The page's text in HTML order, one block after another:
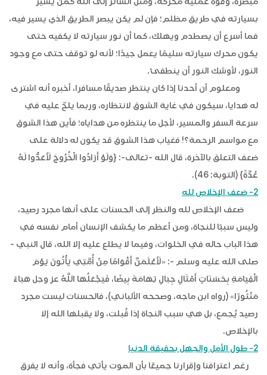
بسيارته في طريق مظلم؛ فإن لم يكن يبصر الطريق الذي يسير فيه،
فما أسرع أن يصطدم ويهلك، كما أن نور سيارته لا يكفيه حتى
يكون محرك سيارته سليمًا يعمل جيدًا؛ لأنه لو توقف حتى مع وجود
النور، لأوشك النور أن ينطفئ.
ومعلوم أن أحدنا إذا كان ينتظر صديقًا مسافرا، أخبره أنه اشترى
له هدايا، سيكون في غاية الشوق لانتظاره، وربما يلحّ عليه في
سرعة السفر والمسير، لأجل ما ينتظره من هداياه؛ فأين هذا الشوق
مع مواسم الرحمة؟! فغياب هذا الشوق قد يكون له دلالة على
ضعف التعلق بالآخرة، قال الله -تعالى-: {وَلَوْ أَرَادُوا الْخُرُوجَ لَأَعَدُّوا لَهُ
عُدَّةً} (التوبة: 46).
2- ضعف الإخلاص لله
ضعف الإخلاص لله والنظر إلى الحسنات على أنها مجرد رصيد،
وليس سببًا للنجاة، ومن أعظم ما يكشف الإنسان أمام نفسه في
هذا الباب حاله في الخلوات، وفيما لا يطلع عليه إلا الله، قال النبي -
صلى الله عليه وسلم -: «لَأَعْلَمَنَّ أَقْوَامًا مِنْ أُمَّتِي يَأْتُونَ يَوْمَ
الْقِيَامَةِ بِحَسَنَاتٍ أَمْثَالِ جِبَالِ تِهَامَةَ بِيضًا، ‌فَيَجْعَلُهَا ‌اللَّهُ عز وجل ‌هَبَاءً
‌مَنْثُورًا» (رواه ابن ماجه، وصححه الألباني)، فالحسنات ليست مجرد
رصيد يُجمع، بل هي سبب النجاة إذا قُبلت، ولا يقبلها الله إلا
بالإخلاص.
2- طول الأمل والجهل بحقيقة الدنيا
رغم اعترافنا وإقرارنا جميعًا بأن الموت يأتي فجأة، وأنه لا يفرق